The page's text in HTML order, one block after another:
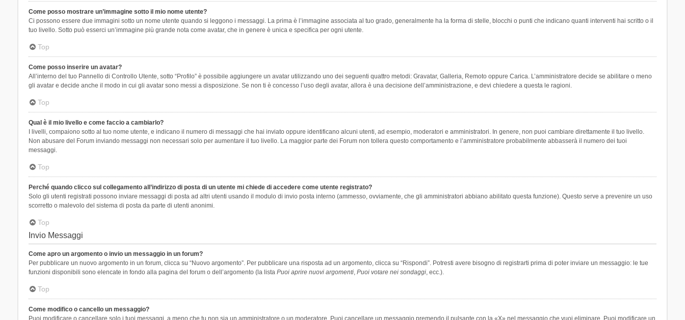
Come posso mostrare un’immagine sotto il mio nome utente?
Ci possono essere due immagini sotto un nome utente quando si leggono i messaggi. La prima è l’immagine associata al tuo grado, generalmente ha la forma di stelle, blocchi o punti che indicano quanti interventi hai scritto o il
tuo livello. Sotto può esserci un’immagine più grande nota come avatar, che in genere è unica e specifica per ogni utente.
Top
Come posso inserire un avatar?
All’interno del tuo Pannello di Controllo Utente, sotto “Profilo” è possibile aggiungere un avatar utilizzando uno dei seguenti quattro metodi: Gravatar, Galleria, Remoto oppure Carica. L’amministratore decide se abilitare o meno
gli avatar e decide anche il modo in cui gli avatar sono messi a disposizione. Se non ti è concesso l’uso degli avatar, allora è una decisione dell’amministrazione, e devi chiedere a questa le ragioni.
Top
Qual è il mio livello e come faccio a cambiarlo?
I livelli, compaiono sotto al tuo nome utente, e indicano il numero di messaggi che hai inviato oppure identificano alcuni utenti, ad esempio, moderatori e amministratori. In genere, non puoi cambiare direttamente il tuo livello.
Non abusare del Forum inviando messaggi non necessari solo per aumentare il tuo livello. La maggior parte dei Forum non tollera questo comportamento e l’amministratore probabilmente abbasserà il numero dei tuoi
messaggi.
Top
Perché quando clicco sul collegamento all’indirizzo di posta di un utente mi chiede di accedere come utente registrato?
Solo gli utenti registrati possono inviare messaggi di posta ad altri utenti usando il modulo di invio posta interno (ammesso, ovviamente, che gli amministratori abbiano abilitato questa funzione). Questo serve a prevenire un uso
scorretto o malevolo del sistema di posta da parte di utenti anonimi.
Top
Invio Messaggi
Come apro un argomento o invio un messaggio in un forum?
Per pubblicare un nuovo argomento in un forum, clicca su “Nuovo argomento”. Per pubblicare una risposta ad un argomento, clicca su “Rispondi”. Potresti avere bisogno di registrarti prima di poter inviare un messaggio: le tue
funzioni disponibili sono elencate in fondo alla pagina del forum o dell’argomento (la lista Puoi aprire nuovi argomenti, Puoi votare nei sondaggi, ecc.).
Top
Come modifico o cancello un messaggio?
Puoi modificare o cancellare solo i tuoi messaggi, a meno che tu non sia un amministratore o un moderatore. Puoi cancellare un messaggio premendo il pulsante con la «X» nel messaggio che vuoi eliminare. Puoi modificare un